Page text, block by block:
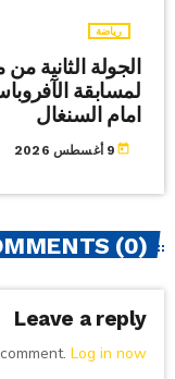
رياضة
الجولة الثانية
لمسابقة
امام السنغال
today 9 أغسطس 2026
(0)
Leave a reply
Log in now